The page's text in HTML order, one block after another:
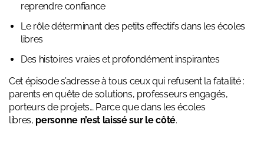
reprendre confiance
Le rôle déterminant des petits effectifs dans les écoles
libres
Des histoires vraies et profondément inspirantes
Cet épisode s’adresse à tous ceux qui refusent la fatalité :
parents en quête de solutions, professeurs engagés,
porteurs de projets… Parce que dans les écoles
libres, personne n’est laissé sur le côté.